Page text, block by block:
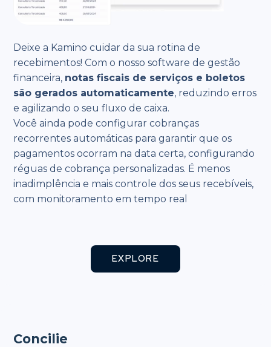
Deixe a Kamino cuidar da sua rotina de
recebimentos! Com o nosso software de gestão
financeira, notas fiscais de serviços e boletos
são gerados automaticamente, reduzindo erros
e agilizando o seu fluxo de caixa.
Você ainda pode configurar cobranças
recorrentes automáticas para garantir que os
pagamentos ocorram na data certa, configurando
réguas de cobrança personalizadas. É menos
inadimplência e mais controle dos seus recebíveis,
com monitoramento em tempo real
EXPLORE
Concilie